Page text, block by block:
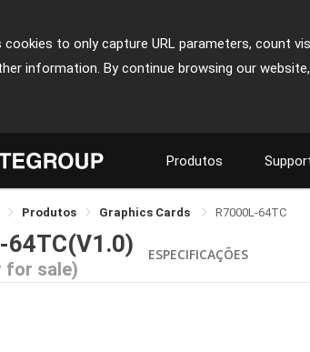
to only capture URL parameters, count
information. By continue browsing our
Produtos
Produtos Graphics Cards R7000L-64TC
64TC(V1.0)
for sale)
ESPECIFICAÇÕES